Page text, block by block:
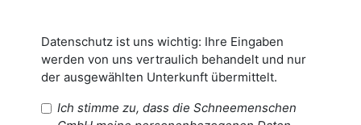
Datenschutz ist uns wichtig: Ihre Eingaben
werden von uns vertraulich behandelt und nur
der ausgewählten Unterkunft übermittelt.
Ich stimme zu, dass die Schneemenschen